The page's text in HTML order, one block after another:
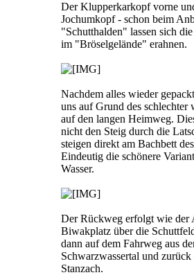
Der Klupperkarkopf vorne
Jochumkopf - schon beim
"Schutthalden" lassen sich
im "Bröselgelände" erahnen.
Nachdem alles wieder
uns auf Grund des schlechter
auf den langen Heimweg.
nicht den Steig durch die
steigen direkt am Bachbett
Eindeutig die schönere
Wasser.
Der Rückweg erfolgt wie der
Biwakplatz über die
dann auf dem Fahrweg aus
Schwarzwassertal und
Stanzach.